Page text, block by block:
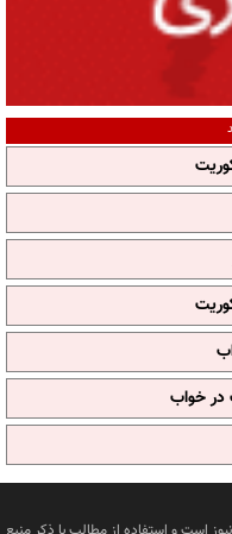
خواب